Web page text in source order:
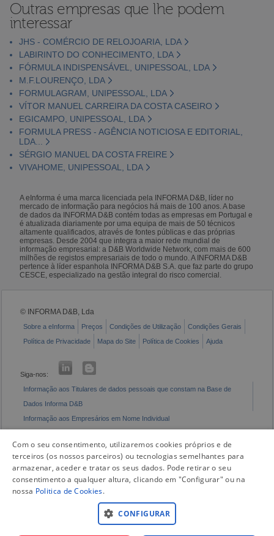
Outras empresas que lhe podem
interessar
JHS - COMÉRCIO DE RELOJOARIA, LDA
LABIRINTO DO CONHECIMENTO, LDA
FÓRMULA INDISPENSÁVEL, UNIPESSOAL, LDA
M.F.LOURENÇO, LDA
FORMULAGRAM, UNIPESSOAL, LDA
VÍTOR MANUEL CARREIRA DA COSTA CASEIRO
EGICAMPO, UNIPESSOAL, LDA
FORMULA PRESS - AGÊNCIA NOTICIOSA E EDITORIAL,
LDA...
SÉRGIO MANUEL DA COSTA FREIRE
VIVAHOME, UNIPESSOAL, LDA
A eInforma é uma marca licenciada pela INFORMA D&B, líder no
mercado de informação para negócios há mais de 100 anos. A base
de dados da INFORMA D&B contém todas as empresas em Portugal e
é atualizada diariamente por uma equipa de mais de 50 técnicos
altamente qualificados, através de fontes públicas e das próprias
empresas. Desde 2004 que integra a maior rede mundial de
informação empresarial: a D&B Worldwide Network, com mais de 600
milhões de registos empresariais de todo o mundo. A INFORMA D&B
pertence à líder espanhola INFORMA D&B S.A. que faz parte do grupo
CESCE, especializado na gestão integral do risco comercial.
© INFORMA D&B, Lda
Sobre a eInforma Preços Condições de Utilização
Condições Gerais
Política de Privacidade
Mapa do Site Política de Cookies Ajuda
Siga-nos:
Informação aos Titulares de dados pessoais que constam na Base de
Dados Informa D&B
Informação aos Empresários em Nome Individual
Com o seu consentimento, utilizaremos cookies próprios e de
terceiros (os nossos parceiros) ou tecnologias semelhantes para
armazenar, aceder e tratar os seus dados. Pode retirar o seu
consentimento a qualquer altura, clicando em "Configurar" ou na
nossa Politica de Cookies.
CONFIGURAR